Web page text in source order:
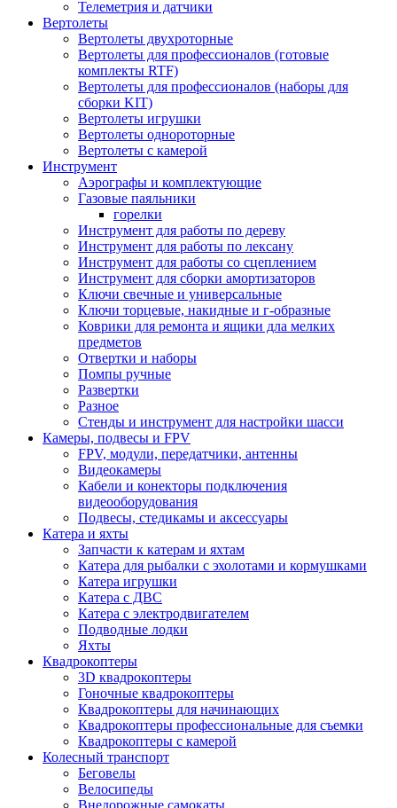
Телеметрия и датчики
Вертолеты
Вертолеты двухроторные
Вертолеты для профессионалов (готовые
комплекты RTF)
Вертолеты для профессионалов (наборы для
сборки KIT)
Вертолеты игрушки
Вертолеты однороторные
Вертолеты с камерой
Инструмент
Аэрографы и комплектующие
Газовые паяльники
горелки
Инструмент для работы по дереву
Инструмент для работы по лексану
Инструмент для работы со сцеплением
Инструмент для сборки амортизаторов
Ключи свечные и универсальные
Ключи торцевые, накидные и г-образные
Коврики для ремонта и ящики дла мелких
предметов
Отвертки и наборы
Помпы ручные
Развертки
Разное
Стенды и инструмент для настройки шасси
Камеры, подвесы и FPV
FPV, модули, передатчики, антенны
Видеокамеры
Кабели и конекторы подключения
видеооборудования
Подвесы, стедикамы и аксессуары
Катера и яхты
Запчасти к катерам и яхтам
Катера для рыбалки с эхолотами и кормушками
Катера игрушки
Катера с ДВС
Катера с электродвигателем
Подводные лодки
Яхты
Квадрокоптеры
3D квадрокоптеры
Гоночные квадрокоптеры
Квадрокоптеры для начинающих
Квадрокоптеры профессиональные для съемки
Квадрокоптеры с камерой
Колесный транспорт
Беговелы
Велосипеды
Внедорожные самокаты